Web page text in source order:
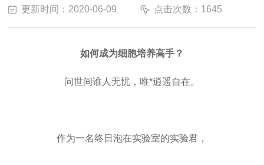
更新时间：2020-06-09 点击次数：1645
如何成为细胞培养高手？
问世间谁人无忧，唯*逍遥自在。
作为一名终日泡在实验室的实验君，